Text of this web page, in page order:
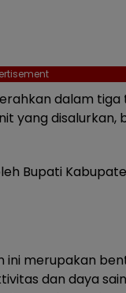
dalam
yang
Bupati
ini merupakan
dan daya